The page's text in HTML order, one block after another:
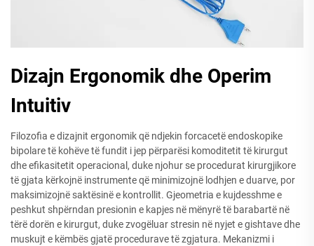
Dizajn Ergonomik dhe Operim
Intuitiv
Filozofia e dizajnit ergonomik që ndjekin forcacetë endoskopike
bipolare të kohëve të fundit i jep përparësi komoditetit të kirurgut
dhe efikasitetit operacional, duke njohur se procedurat kirurgjikore
të gjata kërkojnë instrumente që minimizojnë lodhjen e duarve, por
maksimizojnë saktësinë e kontrollit. Gjeometria e kujdesshme e
peshkut shpërndan presionin e kapjes në mënyrë të barabartë në
tërë dorën e kirurgut, duke zvogëluar stresin në nyjet e gishtave dhe
muskujt e këmbës gjatë procedurave të zgjatura. Mekanizmi i